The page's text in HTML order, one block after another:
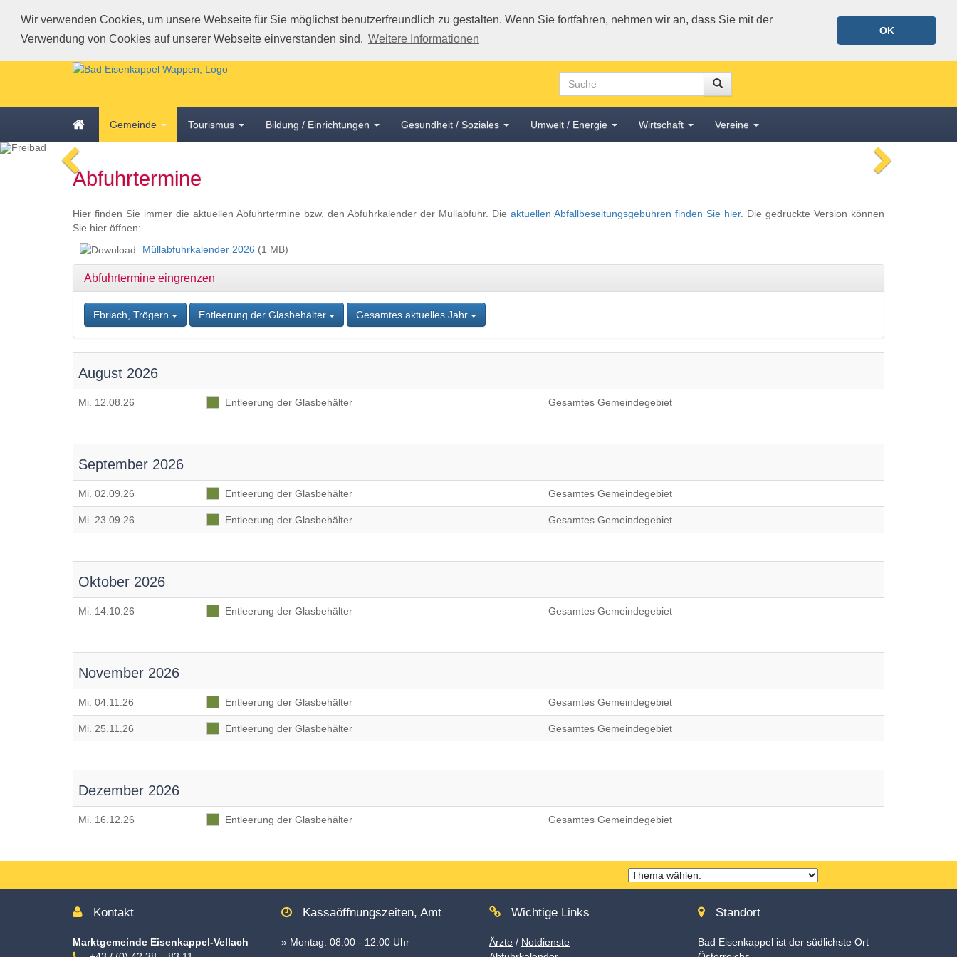
Wir verwenden Cookies, um unsere Webseite für Sie möglichst benutzerfreundlich zu gestalten. Wenn Sie fortfahren, nehmen wir an, dass Sie mit der
Verwendung von Cookies auf unserer Webseite einverstanden sind. Weitere Informationen
OK
Accesskey
Hauptnavigation
SucheSuche
zurück
Startseite
Gemeinde Tourismus Bildung / Einrichtungen Gesundheit / Soziales Umwelt / Energie Wirtschaft Vereine
Bild
Zum
Schnellmenü
zurück
Abfuhrtermine
Hier finden Sie immer die aktuellen Abfuhrtermine bzw. den Abfuhrkalender der Müllabfuhr. Die aktuellen Abfallbeseitungsgebühren finden Sie hier. Die gedruckte Version können
Sie hier öffnen:
Müllabfuhrkalender 2026 (1 MB)
Abfuhrtermine eingrenzen
Ebriach, Trögern Entleerung der Glasbehälter Gesamtes aktuelles Jahr
August 2026
Mi. 12.08.26 Entleerung der Glasbehälter Gesamtes Gemeindegebiet
September 2026
Mi. 02.09.26 Entleerung der Glasbehälter Gesamtes Gemeindegebiet
Mi. 23.09.26 Entleerung der Glasbehälter Gesamtes Gemeindegebiet
Oktober 2026
Mi. 14.10.26 Entleerung der Glasbehälter Gesamtes Gemeindegebiet
November 2026
Mi. 04.11.26 Entleerung der Glasbehälter Gesamtes Gemeindegebiet
Mi. 25.11.26 Entleerung der Glasbehälter Gesamtes Gemeindegebiet
Dezember 2026
Mi. 16.12.26 Entleerung der Glasbehälter Gesamtes Gemeindegebiet
Thema
wählen
Kontakt
Marktgemeinde Eisenkappel-Vellach
Kassaöffnungszeiten, Amt
» Montag: 08.00 - 12.00 Uhr
Wichtige Links
Ärzte / Notdienste
Standort
Bad Eisenkappel ist der südlichste Ort